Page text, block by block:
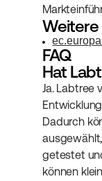
Weitere
FAQ
Hat
Ja. Labtree
Dadurch
getestet
können